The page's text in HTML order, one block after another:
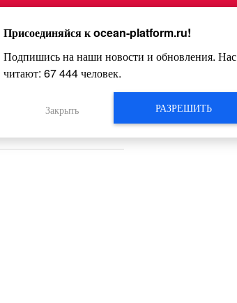
Присоединяйся кocean-platform.ru!
Подпишись на наши новости и обновления. Нас
читают: 67 444человек.
РАЗРЕШИТЬ
Закрыть